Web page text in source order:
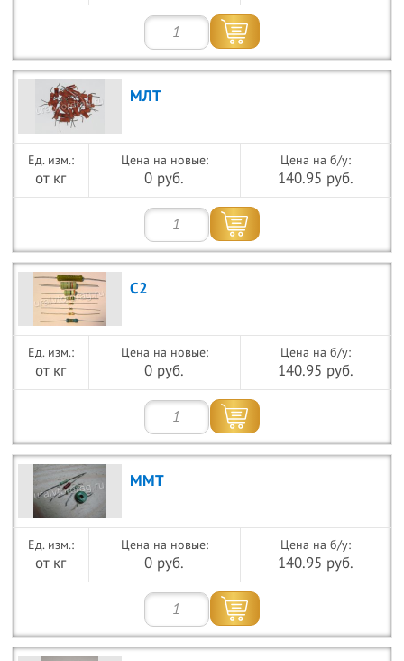
МЛТ
от кг
Цена на новые:
0 руб.
Цена на б/у:
140.95 руб.
С2
от кг
Цена на новые:
0 руб.
Цена на б/у:
140.95 руб.
ММТ
от кг
Цена на новые:
0 руб.
Цена на б/у:
140.95 руб.